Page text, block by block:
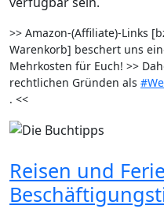
>> Amazon-(Affiliate)-Links
Warenkorb] beschert uns
Mehrkosten für Euch! >>
rechtlichen Gründen als
. <<
Reisen und